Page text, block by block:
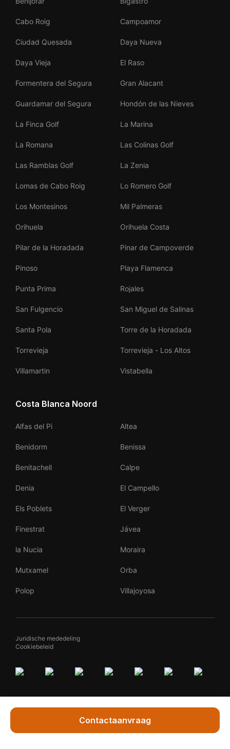
Contactaanvraag
Cabo Roig Campoamor
Ciudad Quesada Daya Nueva
Daya Vieja El Raso
Formentera del Segura Gran Alacant
Guardamar del Segura Hondón de las Nieves
La Finca Golf La Marina
La Romana Las Colinas Golf
Las Ramblas Golf La Zenia
Lomas de Cabo Roig Lo Romero Golf
Los Montesinos Mil Palmeras
Orihuela Orihuela Costa
Pilar de la Horadada Pinar de Campoverde
Pinoso Playa Flamenca
Punta Prima Rojales
San Fulgencio San Miguel de Salinas
Santa Pola Torre de la Horadada
Torrevieja Torrevieja - Los Altos
Villamartin Vistabella
Costa Blanca Noord
Alfas del Pi Altea
Benidorm Benissa
Benitachell Calpe
Denia El Campello
Els Poblets El Verger
Finestrat Jávea
la Nucia Moraira
Mutxamel Orba
Polop Villajoyosa
Juridische mededeling
Cookiebeleid
ByTeqqed